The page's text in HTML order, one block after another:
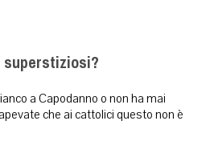
superstiziosi?
a Capodanno o non ha mai
che ai cattolici questo non è